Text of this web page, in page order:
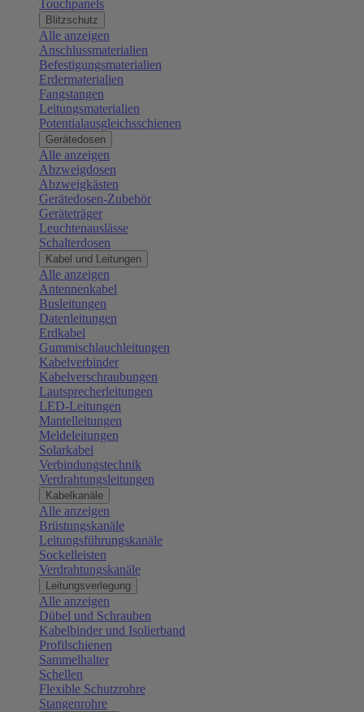
Touchpanels
Blitzschutz
Alle anzeigen
Anschlussmaterialien
Befestigungsmaterialien
Erdermaterialien
Fangstangen
Leitungsmaterialien
Potentialausgleichsschienen
Gerätedosen
Alle anzeigen
Abzweigdosen
Abzweigkästen
Gerätedosen-Zubehör
Geräteträger
Leuchtenauslässe
Schalterdosen
Kabel und Leitungen
Alle anzeigen
Antennenkabel
Busleitungen
Datenleitungen
Erdkabel
Gummischlauchleitungen
Kabelverbinder
Kabelverschraubungen
Lautsprecherleitungen
LED-Leitungen
Mantelleitungen
Meldeleitungen
Solarkabel
Verbindungstechnik
Verdrahtungsleitungen
Kabelkanäle
Alle anzeigen
Brüstungskanäle
Leitungsführungskanäle
Sockelleisten
Verdrahtungskanäle
Leitungsverlegung
Alle anzeigen
Dübel und Schrauben
Kabelbinder und Isolierband
Profilschienen
Sammelhalter
Schellen
Flexible Schutzrohre
Stangenrohre